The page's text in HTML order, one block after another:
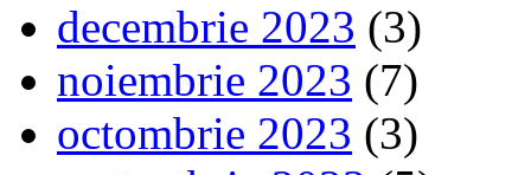
decembrie 2023 (3)
noiembrie 2023 (7)
octombrie 2023 (3)